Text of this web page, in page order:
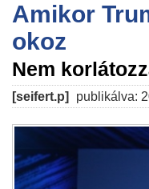
Amikor
okoz
Nem
[seifert.p] publikálva: